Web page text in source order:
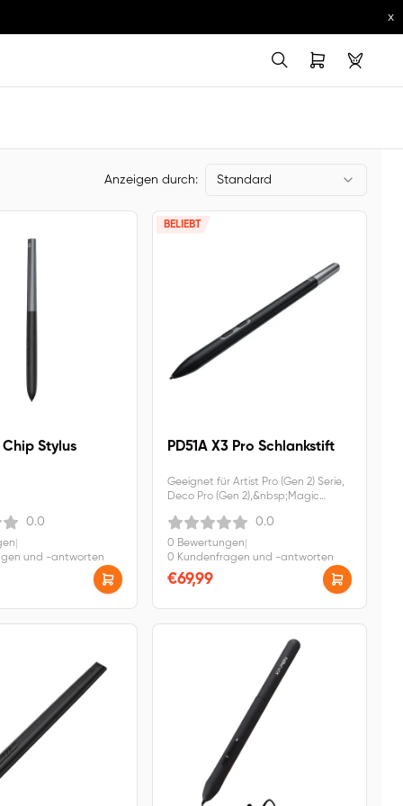
x
Anzeigen durch: Standard
Stylus
0.0
und -antworten
BELIEBT
PD51A X3 Pro Schlankstift
Geeignet für Artist Pro (Gen 2) Serie,
Deco Pro (Gen 2),&nbsp;Magic
0.0
0 Bewertungen
0 Kundenfragen und -antworten
€69,99